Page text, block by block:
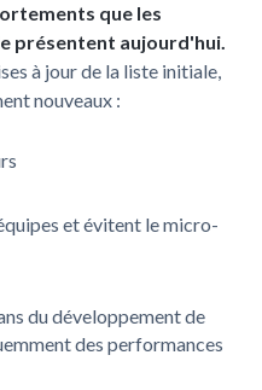
que les
présentent aujourd'hui.
à jour de la liste initiale,
nouveaux :
et évitent le micro-
du développement de
des performances